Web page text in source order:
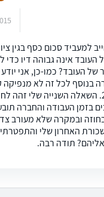
בחברת קבל"ן שאני שכיר בה. עכשיו מספר שאלות: 1. אם עובד חייב למעביד סכום כסף
אינה גבוהה דיו כדי
העובד? כמו-כן, אני יודע
בנוסף לכל זה לא מנפיקה
בדרך חוקית עבור כל ציוד שאני מוסר לה ואמור לקבל עליו זיכוי, אלא אוספת אותו מהשטח. האם זה חוקי? 2. השאלה
בזמן העבודה והחברה
ובמקרה שלא מעורב
האחרון שלי
תודה רבה.